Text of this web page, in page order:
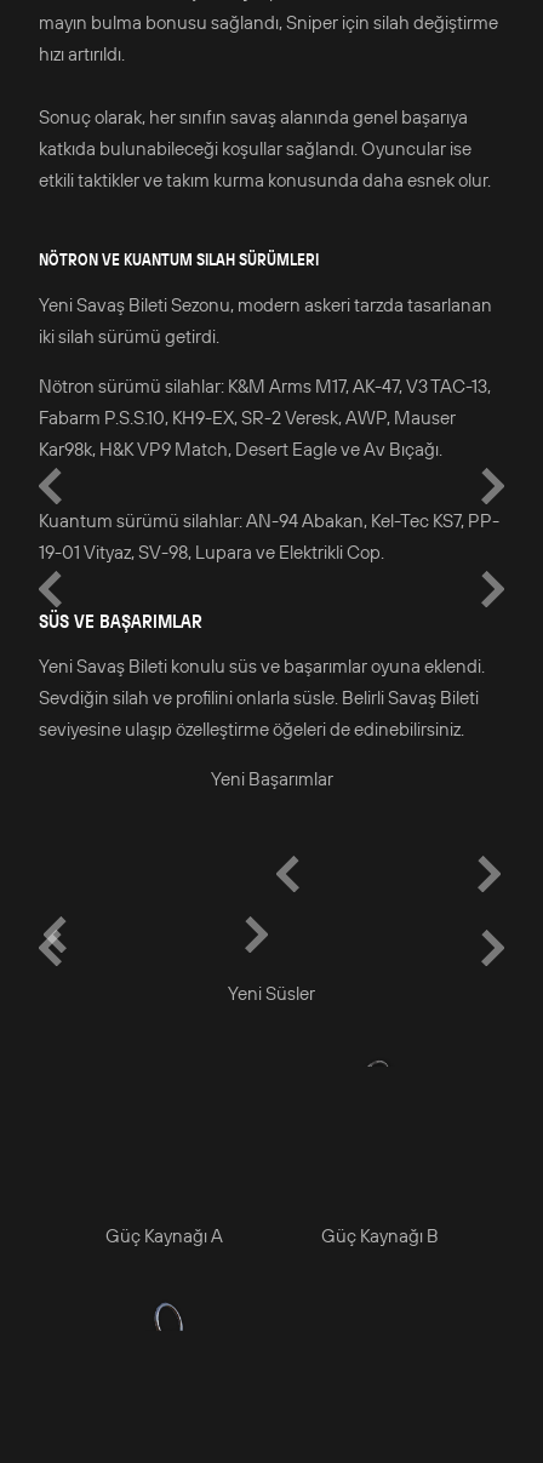
mayın bulma bonusu sağlandı, Sniper için silah değiştirme
hızı artırıldı.
Sonuç olarak, her sınıfın savaş alanında genel başarıya
katkıda bulunabileceği koşullar sağlandı. Oyuncular ise
etkili taktikler ve takım kurma konusunda daha esnek olur.
NÖTRON VE KUANTUM SILAH SÜRÜMLERI
Yeni Savaş Bileti Sezonu, modern askeri tarzda tasarlanan
iki silah sürümü getirdi.
Nötron sürümü silahlar: K&M Arms M17, AK-47, V3 TAC-13,
Fabarm P.S.S.10, KH9-EX, SR-2 Veresk, AWP, Mauser
Kar98k, H&K VP9 Match, Desert Eagle ve Av Bıçağı.
Kuantum sürümü silahlar: AN-94 Abakan, Kel-Tec KS7, PP-
19-01 Vityaz, SV-98, Lupara ve Elektrikli Cop.
SÜS VE BAŞARIMLAR
Yeni Savaş Bileti konulu süs ve başarımlar oyuna eklendi.
Sevdiğin silah ve profilini onlarla süsle. Belirli Savaş Bileti
seviyesine ulaşıp özelleştirme öğeleri de edinebilirsiniz.
Yeni Başarımlar
Yeni Süsler
Güç Kaynağı A Güç Kaynağı B